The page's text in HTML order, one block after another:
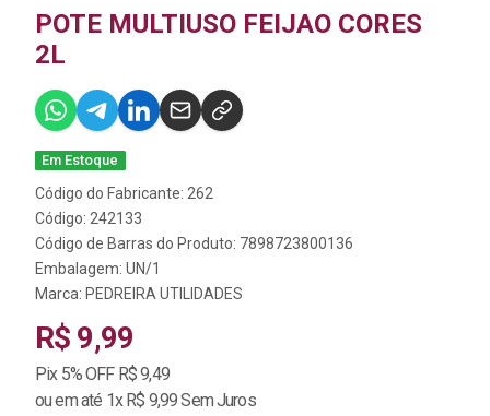
POTE MULTIUSO FEIJAO CORES
2L
Em Estoque
Código do Fabricante: 262
Código: 242133
Código de Barras do Produto: 7898723800136
Embalagem: UN/1
Marca: PEDREIRA UTILIDADES
R$ 9,99
Pix 5% OFF R$ 9,49
ou em até 1x R$ 9,99 Sem Juros